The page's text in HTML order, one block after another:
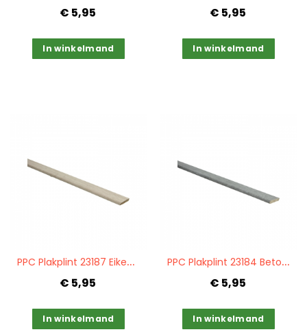
€ 5,95
In winkelmand
€ 5,95
In winkelmand
P
PC Plakplint 23187 Eiken beige
€ 5,95
In winkelmand
P
PC Plakplint 23184 Beton donkergrijs
€ 5,95
In winkelmand